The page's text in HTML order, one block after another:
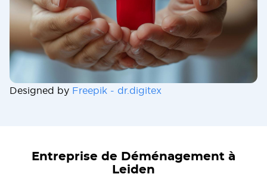
Designed by Freepik - dr.digitex
Entreprise de Déménagement à
Leiden